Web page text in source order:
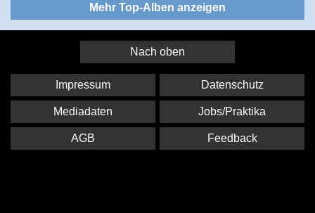
Mehr Top-Alben anzeigen
Nach oben
Impressum Datenschutz
Mediadaten Jobs/Praktika
AGB Feedback